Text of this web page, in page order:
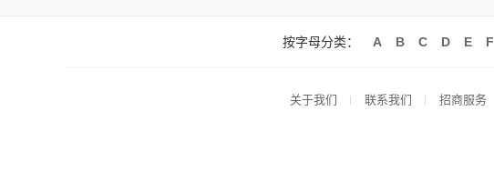
按字母分类： A B C D E F
关于我们 联系我们 招商服务